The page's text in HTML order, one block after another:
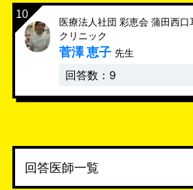
医療法人社団 彩恵会 蒲田西
クリニック
菅澤 恵子 先生
回答数：9
回答医師一覧